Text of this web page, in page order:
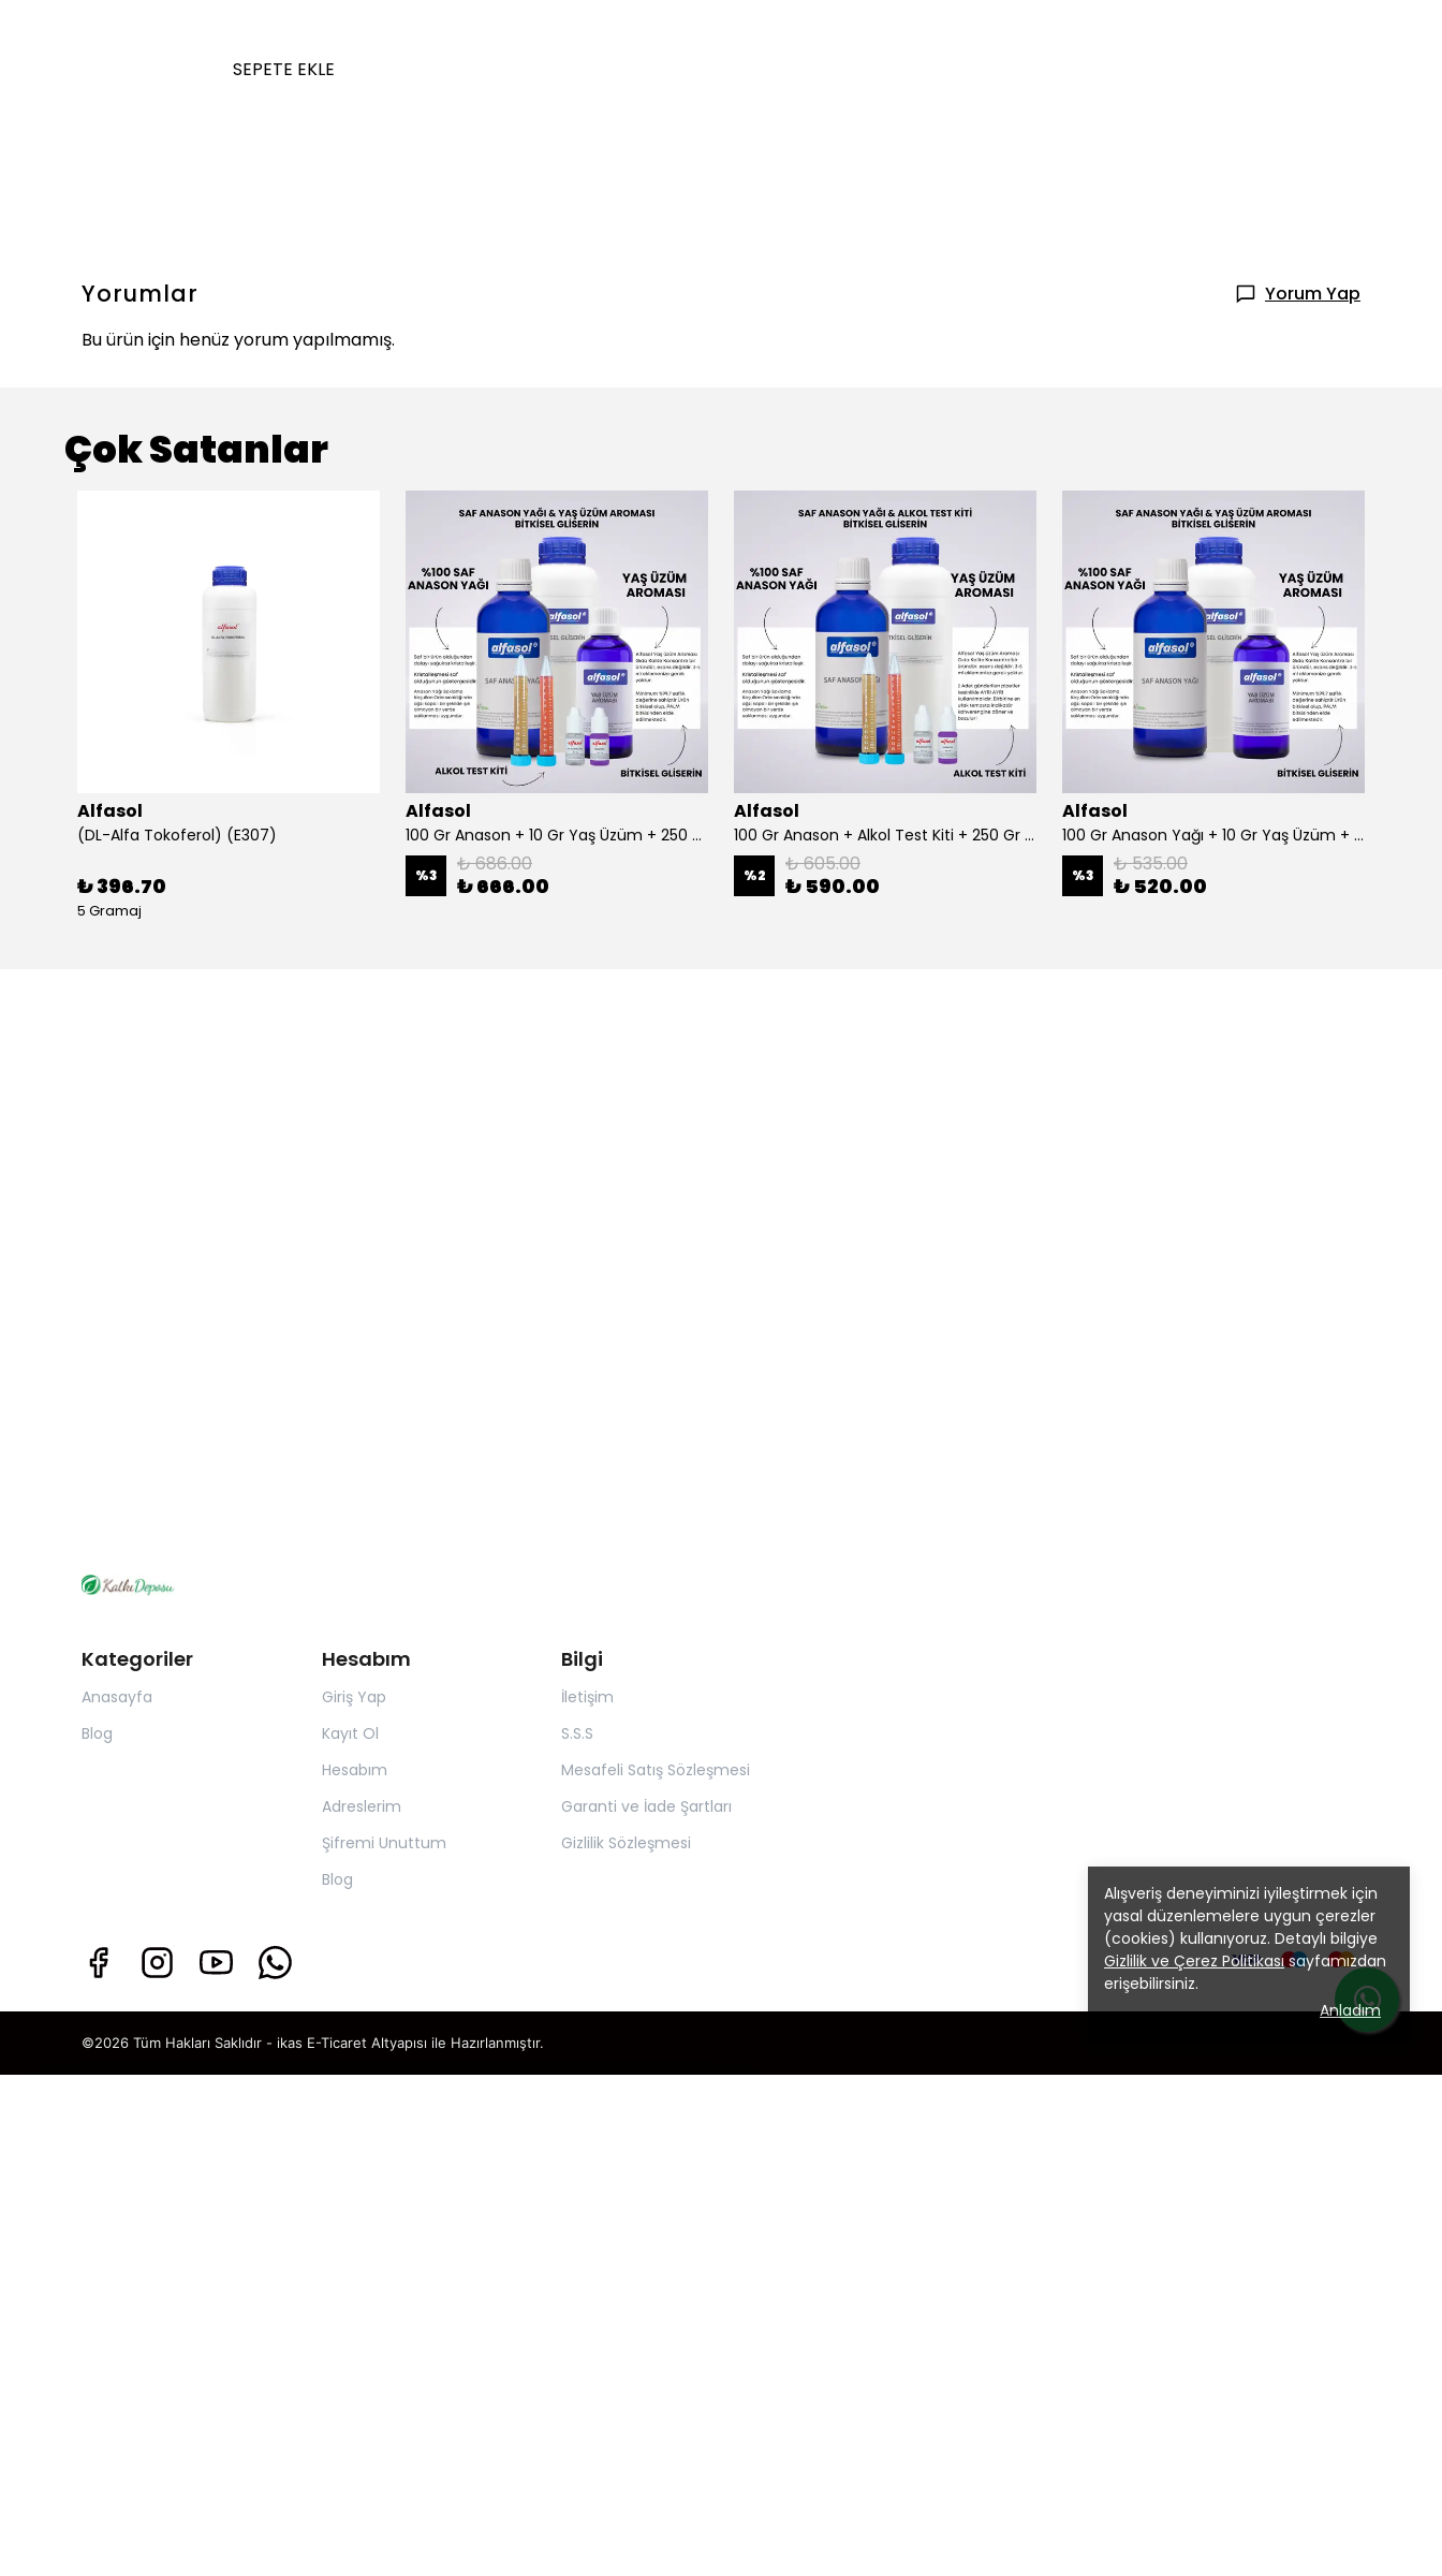
Alışveriş deneyiminizi iyileştirmek için
yasal düzenlemelere uygun çerezler
(cookies) kullanıyoruz. Detaylı bilgiye
Gizlilik ve Çerez Politikası sayfamızdan
erişebilirsiniz.
Anladım
SEPETE EKLE
Yorumlar
Yorum Yap
Bu ürün için henüz yorum yapılmamış.
Çok Satanlar
Alfasol
(DL-Alfa Tokoferol) (E307)
₺ 396.70
5 Gramaj
Alfasol
100 Gr Anason + 10 Gr Yaş Üzüm + 250 Gr Gliserin + Alkol Test Kiti
%3 ₺ 686.00
₺ 666.00
Alfasol
100 Gr Anason + Alkol Test Kiti + 250 Gr Gliserin
%2 ₺ 605.00
₺ 590.00
Alfasol
100 Gr Anason Yağı + 10 Gr Yaş Üzüm + 250 Gr Gliserin
%3 ₺ 535.00
₺ 520.00
Kategoriler
Anasayfa
Blog
Hesabım
Giriş Yap
Kayıt Ol
Hesabım
Adreslerim
Şifremi Unuttum
Blog
Bilgi
İletişim
S.S.S
Mesafeli Satış Sözleşmesi
Garanti ve İade Şartları
Gizlilik Sözleşmesi
©2026 Tüm Hakları Saklıdır - ikas E-Ticaret Altyapısı ile Hazırlanmıştır.